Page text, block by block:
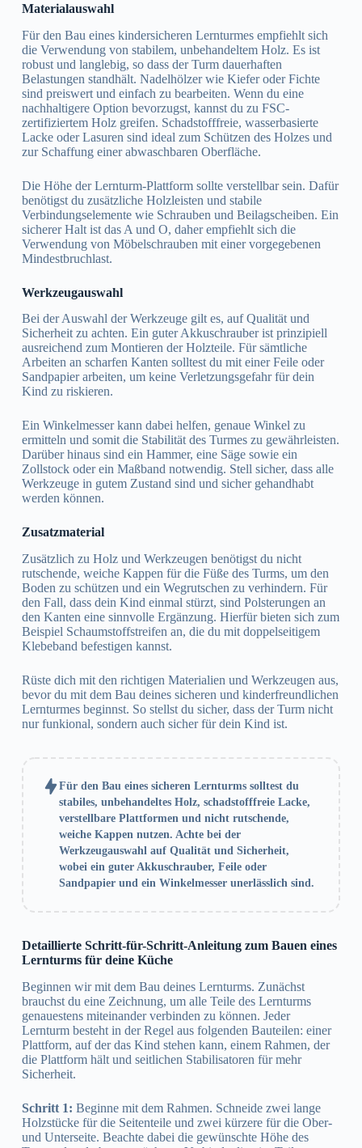
Materialauswahl
Für den Bau eines kindersicheren Lernturmes empfiehlt sich
die Verwendung von stabilem, unbehandeltem Holz. Es ist
robust und langlebig, so dass der Turm dauerhaften
Belastungen standhält. Nadelhölzer wie Kiefer oder Fichte
sind preiswert und einfach zu bearbeiten. Wenn du eine
nachhaltigere Option bevorzugst, kannst du zu FSC-
zertifiziertem Holz greifen. Schadstofffreie, wasserbasierte
Lacke oder Lasuren sind ideal zum Schützen des Holzes und
zur Schaffung einer abwaschbaren Oberfläche.
Die Höhe der Lernturm-Plattform sollte verstellbar sein. Dafür
benötigst du zusätzliche Holzleisten und stabile
Verbindungselemente wie Schrauben und Beilagscheiben. Ein
sicherer Halt ist das A und O, daher empfiehlt sich die
Verwendung von Möbelschrauben mit einer vorgegebenen
Mindestbruchlast.
Werkzeugauswahl
Bei der Auswahl der Werkzeuge gilt es, auf Qualität und
Sicherheit zu achten. Ein guter Akkuschrauber ist prinzipiell
ausreichend zum Montieren der Holzteile. Für sämtliche
Arbeiten an scharfen Kanten solltest du mit einer Feile oder
Sandpapier arbeiten, um keine Verletzungsgefahr für dein
Kind zu riskieren.
Ein Winkelmesser kann dabei helfen, genaue Winkel zu
ermitteln und somit die Stabilität des Turmes zu gewährleisten.
Darüber hinaus sind ein Hammer, eine Säge sowie ein
Zollstock oder ein Maßband notwendig. Stell sicher, dass alle
Werkzeuge in gutem Zustand sind und sicher gehandhabt
werden können.
Zusatzmaterial
Zusätzlich zu Holz und Werkzeugen benötigst du nicht
rutschende, weiche Kappen für die Füße des Turms, um den
Boden zu schützen und ein Wegrutschen zu verhindern. Für
den Fall, dass dein Kind einmal stürzt, sind Polsterungen an
den Kanten eine sinnvolle Ergänzung. Hierfür bieten sich zum
Beispiel Schaumstoffstreifen an, die du mit doppelseitigem
Klebeband befestigen kannst.
Rüste dich mit den richtigen Materialien und Werkzeugen aus,
bevor du mit dem Bau deines sicheren und kinderfreundlichen
Lernturmes beginnst. So stellst du sicher, dass der Turm nicht
nur funkional, sondern auch sicher für dein Kind ist.
Für den Bau eines sicheren Lernturms solltest du
stabiles, unbehandeltes Holz, schadstofffreie Lacke,
verstellbare Plattformen und nicht rutschende,
weiche Kappen nutzen. Achte bei der
Werkzeugauswahl auf Qualität und Sicherheit,
wobei ein guter Akkuschrauber, Feile oder
Sandpapier und ein Winkelmesser unerlässlich sind.
Detaillierte Schritt-für-Schritt-Anleitung zum Bauen eines
Lernturms für deine Küche
Beginnen wir mit dem Bau deines Lernturms. Zunächst
brauchst du eine Zeichnung, um alle Teile des Lernturms
genauestens miteinander verbinden zu können. Jeder
Lernturm besteht in der Regel aus folgenden Bauteilen: einer
Plattform, auf der das Kind stehen kann, einem Rahmen, der
die Plattform hält und seitlichen Stabilisatoren für mehr
Sicherheit.
Schritt 1: Beginne mit dem Rahmen. Schneide zwei lange
Holzstücke für die Seitenteile und zwei kürzere für die Ober-
und Unterseite. Beachte dabei die gewünschte Höhe des